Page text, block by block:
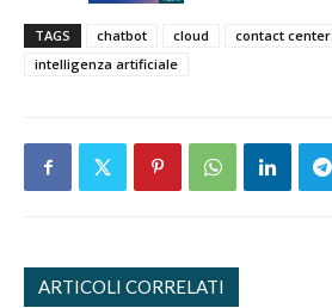
TAGS chatbot cloud
contact center
intelligenza artificiale
ARTICOLI CORRELATI